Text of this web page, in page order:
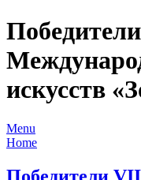
искусств
Menu
Home
Победители